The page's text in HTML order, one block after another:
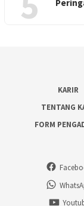
KARIR
TENTANG
FORM